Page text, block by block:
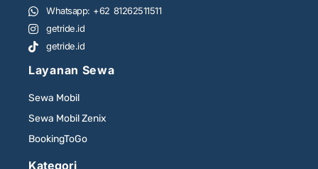
Whatsapp: +62 81262511511
getride.id
getride.id
Layanan Sewa
Sewa Mobil
Sewa Mobil Zenix
BookingToGo
Kategori